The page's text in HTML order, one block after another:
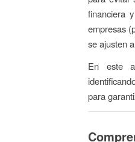
financiera
empresas
se ajusten
En este
para